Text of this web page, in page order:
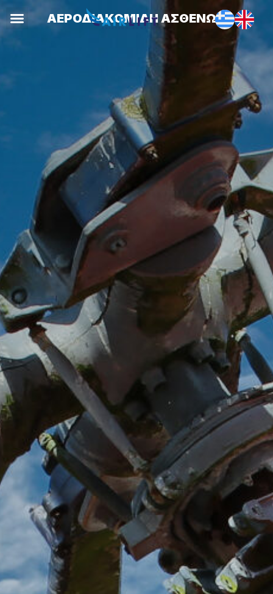
ΑΕΡΟΔΙΑΚΟΜΙΔΗ ΑΣΘΕΝΩΝ